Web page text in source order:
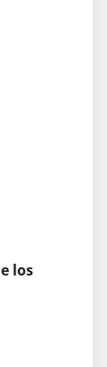
los